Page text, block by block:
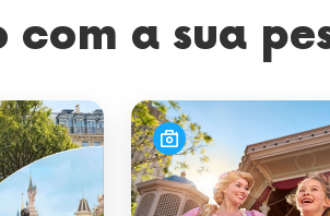
com a sua